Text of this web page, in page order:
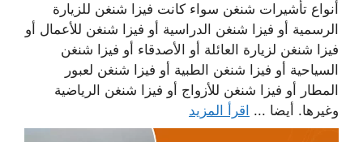
أنواع تأشيرات شنغن سواء كانت فيزا شنغن للزيارة
الرسمية أو فيزا شنغن الدراسية أو فيزا شنغن للأعمال أو
فيزا شنغن لزيارة العائلة أو الأصدقاء أو فيزا شنغن
السياحية أو فيزا شنغن الطبية أو فيزا شنغن لعبور
المطار أو فيزا شنغن للأزواج أو فيزا شنغن الرياضية
وغيرها. أيضا ... اقرأ المزيد